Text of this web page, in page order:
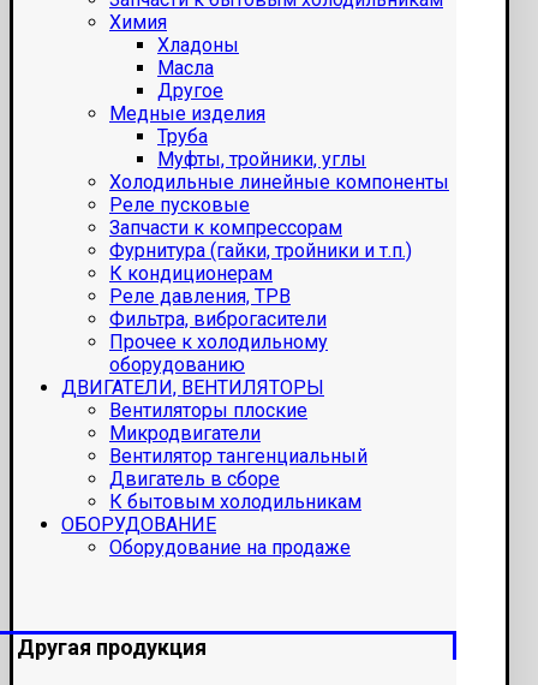
Химия
Хладоны
Масла
Другое
Медные изделия
Труба
Муфты, тройники, углы
Холодильные линейные компоненты
Реле пусковые
Запчасти к компрессорам
Фурнитура (гайки, тройники и т.п.)
К кондиционерам
Реле давления, ТРВ
Фильтра, виброгасители
Прочее к холодильному
оборудованию
ДВИГАТЕЛИ, ВЕНТИЛЯТОРЫ
Вентиляторы плоские
Микродвигатели
Вентилятор тангенциальный
Двигатель в сборе
К бытовым холодильникам
ОБОРУДОВАНИЕ
Оборудование на продаже
Другая продукция